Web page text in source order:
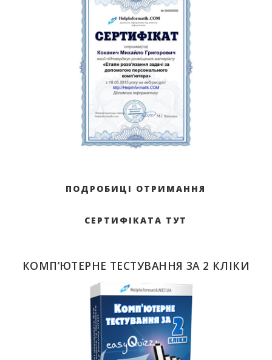
ПОДРОБИЦІ ОТРИМАННЯ
СЕРТИФІКАТА ТУТ
КОМП’ЮТЕРНЕ ТЕСТУВАННЯ ЗА 2 КЛІКИ